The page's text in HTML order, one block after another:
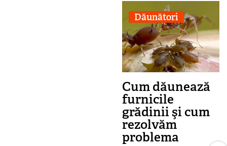
Dăunători
Cum dăunează
furnicile
grădinii şi cum
rezolvăm
problema